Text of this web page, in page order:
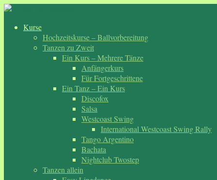
Zum
springenKurse
Hochzeitskurse – Ballvorbereitung
Tanzen zu Zweit
Ein Kurs – Mehrere Tänze
Anfängerkurs
Für Fortgeschrittene
Ein Tanz – Ein Kurs
Discofox
Salsa
Westcoast Swing
International Westcoast Swing Rally
Tango Argentino
Bachata
Nightclub Twostep
Tanzen allein